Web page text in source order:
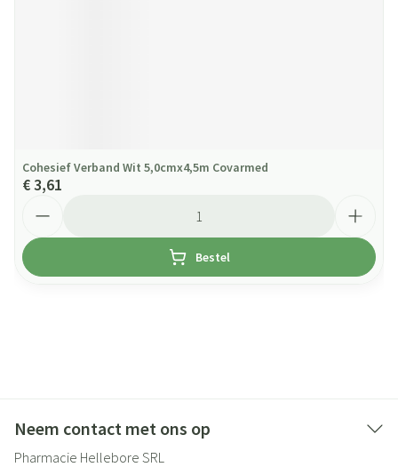
Cohesief Verband Wit 5,0cmx4,5m Covarmed
€ 3,61
Bestel
Neem contact met ons op
Pharmacie Hellebore SRL